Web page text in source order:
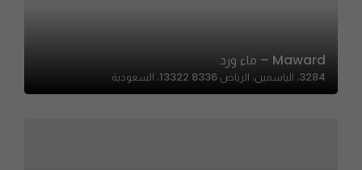
Maward – ماء ورد
3284، الياسمين، الرياض 13322 8336، السعودية